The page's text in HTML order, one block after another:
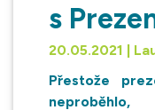
s
20.05.2021 |
Přestože